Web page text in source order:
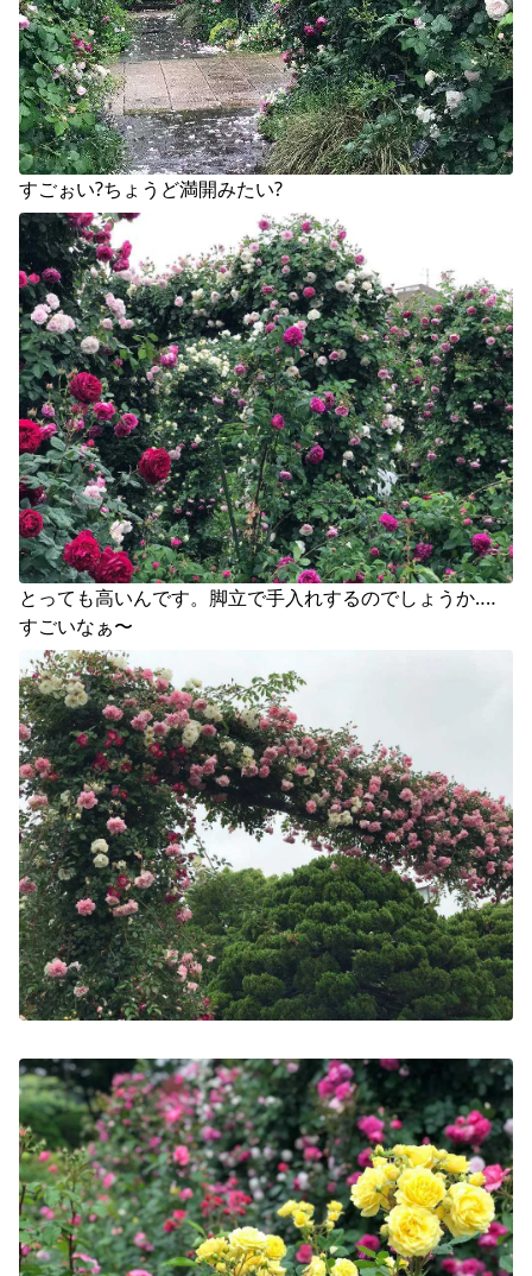
すごぉい?ちょうど満開みたい?
とっても高いんです。脚立で手入れするのでしょうか‥‥
すごいなぁ〜